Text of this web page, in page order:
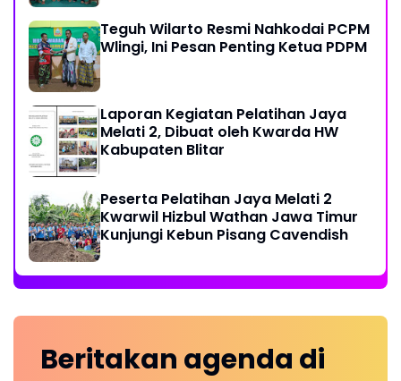
Teguh Wilarto Resmi Nahkodai PCPM
Wlingi, Ini Pesan Penting Ketua PDPM
Laporan Kegiatan Pelatihan Jaya
Melati 2, Dibuat oleh Kwarda HW
Kabupaten Blitar
Peserta Pelatihan Jaya Melati 2
Kwarwil Hizbul Wathan Jawa Timur
Kunjungi Kebun Pisang Cavendish
Beritakan agenda di